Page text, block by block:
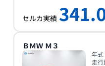
セルカ実績
ＢＭＷ Ｍ３
年式
走行